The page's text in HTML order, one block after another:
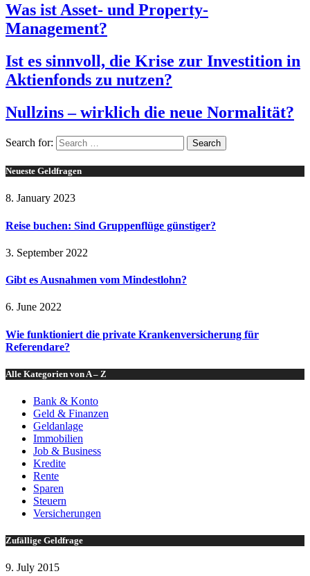
Was ist Asset- und Property-
Management?
Ist es sinnvoll, die Krise zur Investition in
Aktienfonds zu nutzen?
Nullzins – wirklich die neue Normalität?
Search for:
Neueste Geldfragen
8. January 2023
Reise buchen: Sind Gruppenflüge günstiger?
3. September 2022
Gibt es Ausnahmen vom Mindestlohn?
6. June 2022
Wie funktioniert die private Krankenversicherung für
Referendare?
Alle Kategorien von A – Z
Bank & Konto
Geld & Finanzen
Geldanlage
Immobilien
Job & Business
Kredite
Rente
Sparen
Steuern
Versicherungen
Zufällige Geldfrage
9. July 2015